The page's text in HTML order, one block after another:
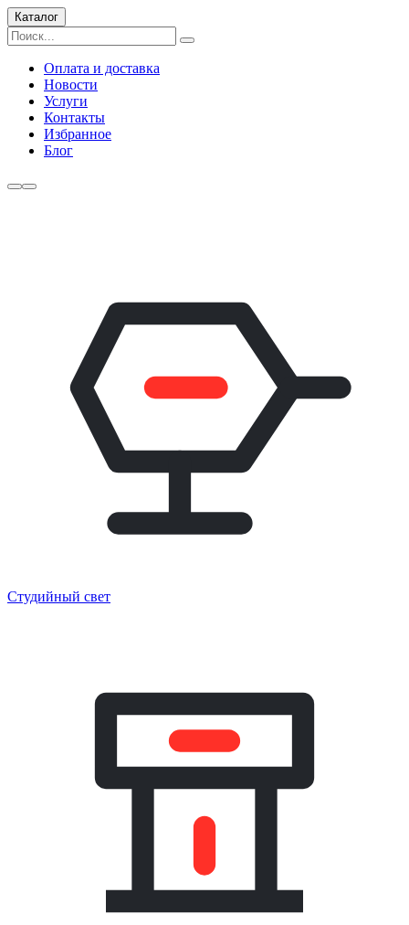
Каталог
Оплата и доставка
Новости
Услуги
Контакты
Избранное
Блог
Студийный свет